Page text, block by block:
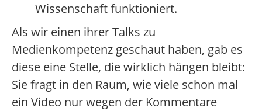
Wissenschaft funktioniert.
Als wir einen ihrer Talks zu
Medienkompetenz geschaut haben, gab es
diese eine Stelle, die wirklich hängen bleibt:
Sie fragt in den Raum, wie viele schon mal
ein Video nur wegen der Kommentare